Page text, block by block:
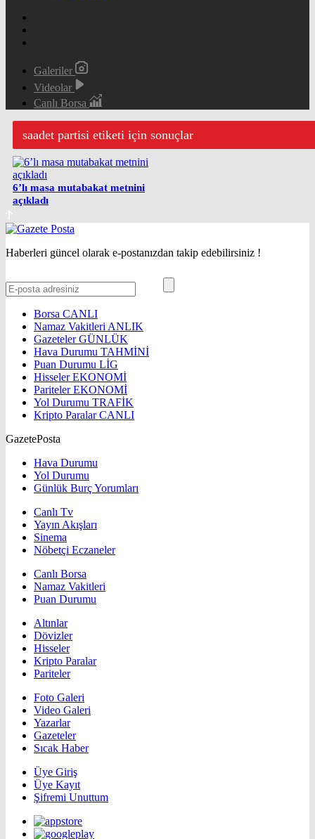
Galeriler
Videolar
Canlı Borsa
saadet partisi etiketi için sonuçlar
6’lı masa mutabakat metnini
açıkladı
Haberleri güncel olarak e-postanızdan takip edebilirsiniz !
Borsa CANLI
Namaz Vakitleri ANLIK
GazetelerGÜNLÜK
Hava Durumu TAHMİNİ
Puan Durumu LİG
HisselerEKONOMİ
ParitelerEKONOMİ
Yol Durumu TRAFİK
Kripto ParalarCANLI
GazetePosta
Hava Durumu
Yol Durumu
Günlük Burç Yorumları
Canlı Tv
Yayın Akışları
Sinema
Nöbetçi Eczaneler
Canlı Borsa
Namaz Vakitleri
Puan Durumu
Altınlar
Dövizler
Hisseler
Kripto Paralar
Pariteler
Foto Galeri
Video Galeri
Yazarlar
Gazeteler
Sıcak Haber
Üye Giriş
Üye Kayıt
Şifremi Unuttum